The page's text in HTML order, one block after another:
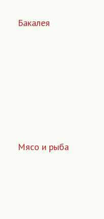
Бакалея
Мясо и рыба